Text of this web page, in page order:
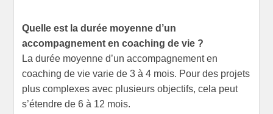
Quelle est la durée moyenne d’un
accompagnement en coaching de vie ?
La durée moyenne d’un accompagnement en
coaching de vie varie de 3 à 4 mois. Pour des projets
plus complexes avec plusieurs objectifs, cela peut
s’étendre de 6 à 12 mois.